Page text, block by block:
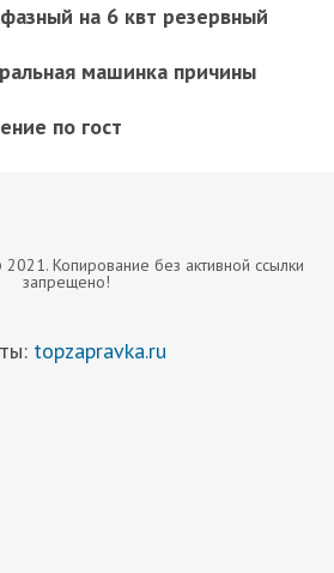
на 6 квт резервный
машинка причины
по гост
Копирование без активной ссылки
запрещено!
topzapravka.ru